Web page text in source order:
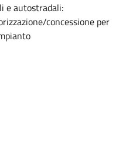
e autostradali:
concessione per